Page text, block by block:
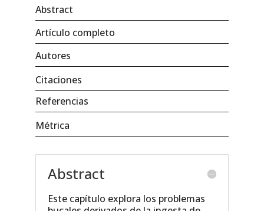
Abstract
Artículo completo
Autores
Citaciones
Referencias
Métrica
Abstract
Este capítulo explora los problemas